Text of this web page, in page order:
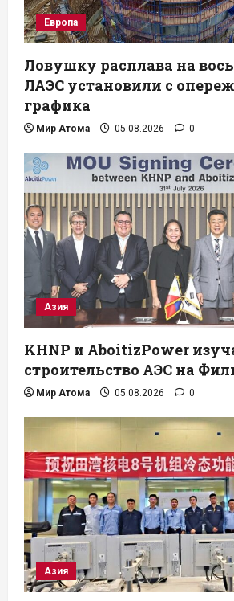
Европа
Ловушку расплава на
ЛАЭС установили с
графика
Мир Атома 05.08.2026 0
Азия
KHNP и AboitizPower
строительство АЭС на
Мир Атома 05.08.2026 0
Азия